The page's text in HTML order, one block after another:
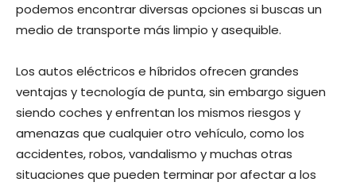
podemos encontrar diversas opciones si buscas un
medio de transporte más limpio y asequible.
Los autos eléctricos e híbridos ofrecen grandes
ventajas y tecnología de punta, sin embargo siguen
siendo coches y enfrentan los mismos riesgos y
amenazas que cualquier otro vehículo, como los
accidentes, robos, vandalismo y muchas otras
situaciones que pueden terminar por afectar a los